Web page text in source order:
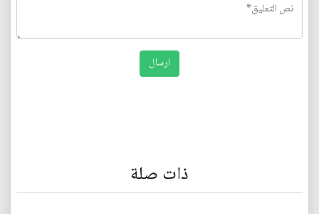
ذات صلة